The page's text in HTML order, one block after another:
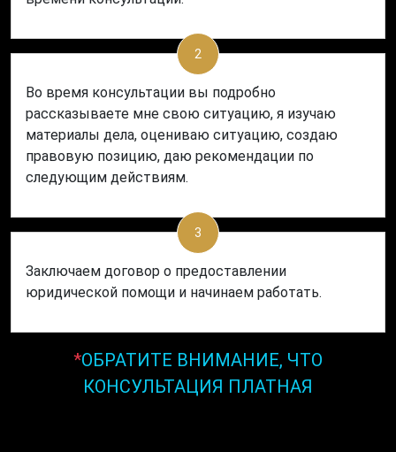
2
Во время консультации вы подробно
рассказываете мне свою ситуацию, я изучаю
материалы дела, оцениваю ситуацию, создаю
правовую позицию, даю рекомендации по
следующим действиям.
3
Заключаем договор о предоставлении
юридической помощи и начинаем работать.
*ОБРАТИТЕ ВНИМАНИЕ, ЧТО
КОНСУЛЬТАЦИЯ ПЛАТНАЯ